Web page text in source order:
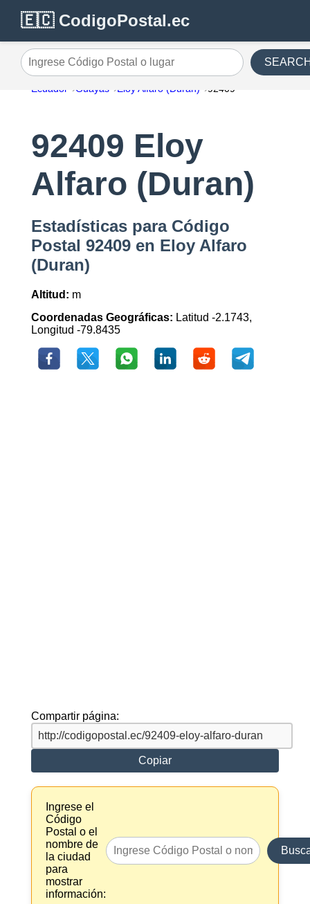
🇪🇨 CodigoPostal.ec
Ingrese Código Postal o lugar
Ecuador Guayas Eloy Alfaro (Duran) 92409
92409 Eloy
Alfaro (Duran)
Estadísticas para Código
Postal 92409 en Eloy Alfaro
(Duran)
Altitud: m
Coordenadas Geográficas: Latitud -2.1743,
Longitud -79.8435
Compartir página:
Copiar
Ingrese el
Código
Postal o el
nombre de
la ciudad
para
mostrar
información: